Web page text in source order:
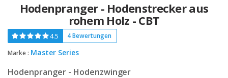
Hodenpranger - Hodenstrecker aus
rohem Holz - CBT
4.5
4 Bewertungen
Marke : Master Series
Hodenpranger - Hodenzwinger